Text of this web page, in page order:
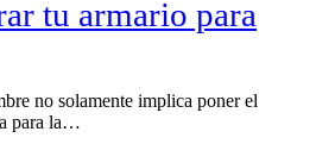
tu armario para
no solamente implica poner el
para la…